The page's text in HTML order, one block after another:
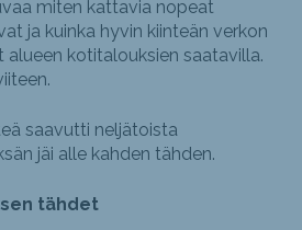
miten kattavia nopeat
ja kuinka hyvin kiinteän verkon
kotitalouksien saatavilla.
saavutti neljätoista
jäi alle kahden tähden.
tähdet